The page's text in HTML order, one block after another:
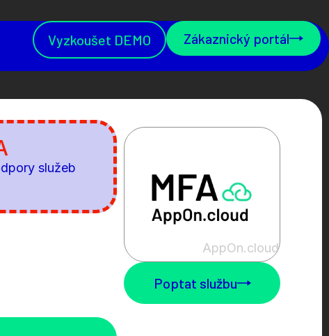
Vyzkoušet DEMO Zákaznický portál
služeb
AppOn.cloud
Poptat službu